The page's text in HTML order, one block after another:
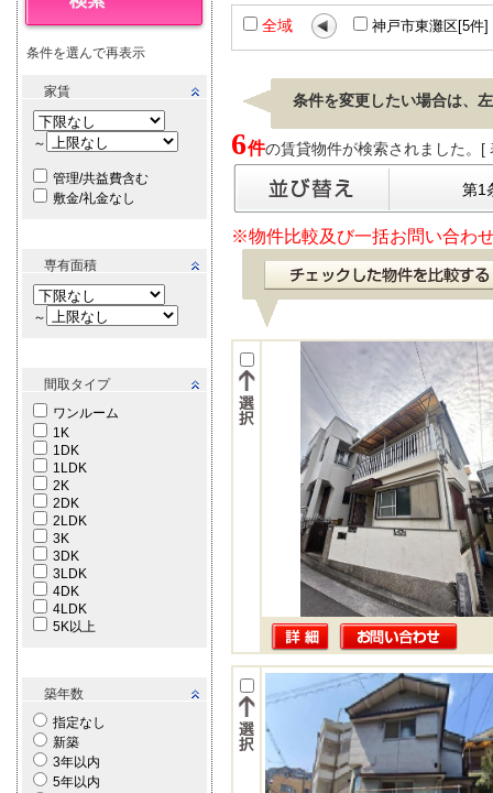
条件を選んで再表示
家賃
～
管理/共益費含む
敷金/礼金なし
専有面積
～
間取タイプ
ワンルーム
1K
1DK
1LDK
2K
2DK
2LDK
3K
3DK
3LDK
4DK
4LDK
5K以上
築年数
指定なし
新築
3年以内
5年以内
全域 神戸市東灘区[5件]
条件を変更したい場合は、
6件の賃貸物件が検索されました。[
第1
※物件比較及び一括お問い合わ